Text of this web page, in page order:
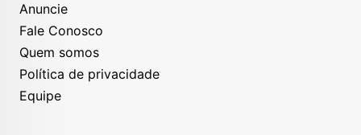
Anuncie
Fale Conosco
Quem somos
Política de privacidade
Equipe